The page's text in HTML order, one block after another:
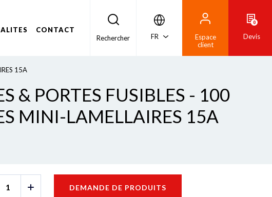
CONTACT
Rechercher
FR
Espace
client
0
Devis
15A
& PORTES FUSIBLES - 100
MINI-LAMELLAIRES 15A
DEMANDE DE PRODUITS